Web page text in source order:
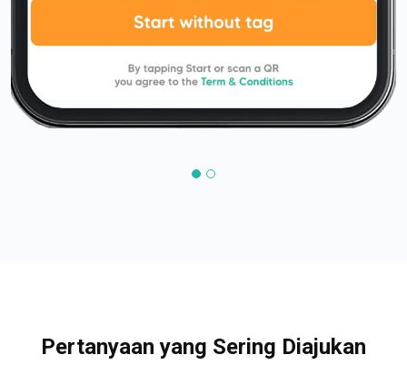
Pertanyaan yang Sering Diajukan